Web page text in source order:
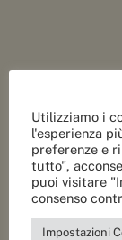
COMMENTI
ARCHIVI
Utilizziamo i
l'esperienza
preferenze e
tutto",
puoi visitare
consenso
Impostazioni